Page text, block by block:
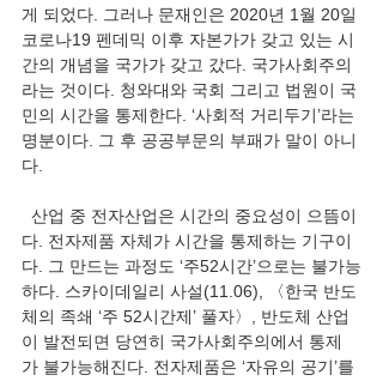
게 되었다. 그러나 문재인은 2020년 1월 20일
코로나19 펜데믹 이후 자본가가 갖고 있는 시
간의 개념을 국가가 갖고 갔다. 국가사회주의
라는 것이다. 청와대와 국회 그리고 법원이 국
민의 시간을 통제한다. ‘사회적 거리두기’라는
명분이다. 그 후 공공부문의 부패가 말이 아니
다.
산업 중 전자산업은 시간의 중요성이 으뜸이
다. 전자제품 자체가 시간을 통제하는 기구이
다. 그 만드는 과정도 ‘주52시간’으로는 불가능
하다. 스카이데일리 사설(11.06), 〈한국 반도
체의 족쇄 ‘주 52시간제’ 풀자〉, 반도체 산업
이 발전되면 당연히 국가사회주의에서 통제
가 불가능해진다. 전자제품은 ‘자유의 공기’를